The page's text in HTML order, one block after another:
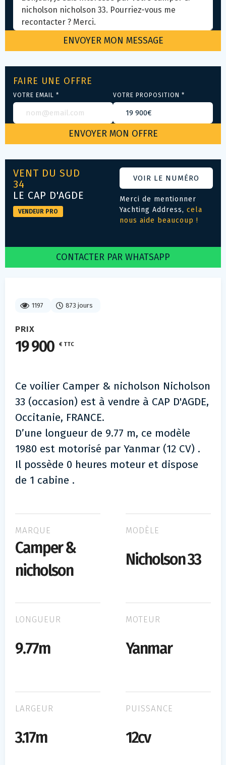
1197 873 jours
PRIX
19 900 € TTC
Ce voilier Camper & nicholson Nicholson
33 (occasion) est à vendre à CAP D'AGDE,
Occitanie, FRANCE.
D’une longueur de 9.77 m, ce modèle
1980 est motorisé par Yanmar (12 CV) .
Il possède 0 heures moteur et dispose
de 1 cabine .
MARQUE
Camper &
nicholson
MODÈLE
Nicholson 33
LONGUEUR
9.77m
MOTEUR
Yanmar
LARGEUR
3.17m
PUISSANCE
12cv
FAIRE UNE OFFRE
VOTRE EMAIL * VOTRE PROPOSITION *
VENT DU SUD
34
LE CAP D'AGDE
VENDEUR PRO
VOIR LE NUMÉRO
Merci de mentionner
Yachting Address, cela
nous aide beaucoup !
CONTACTER PAR WHATSAPP